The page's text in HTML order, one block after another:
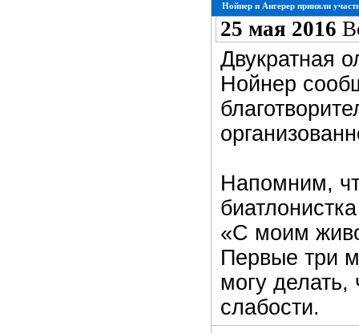
Нойнер и Ангерер приняли
25 мая 2016
Двукратная
Нойнер
Напомним,
«С моим
Первые три
могу делать,
слабости.